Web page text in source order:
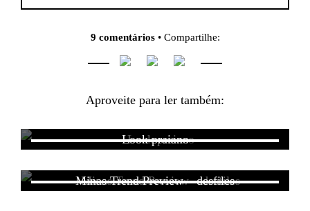
9 comentários• Compartilhe:
Aproveite para ler também:
Look praiano
Minas Trend Preview – desfiles